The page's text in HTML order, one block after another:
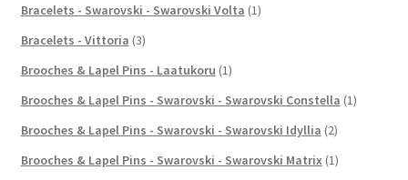
Bracelets - Swarovski - Swarovski Volta (1)
Bracelets - Vittoria (3)
Brooches & Lapel Pins - Laatukoru (1)
Brooches & Lapel Pins - Swarovski - Swarovski Constella (1)
Brooches & Lapel Pins - Swarovski - Swarovski Idyllia (2)
Brooches & Lapel Pins - Swarovski - Swarovski Matrix (1)